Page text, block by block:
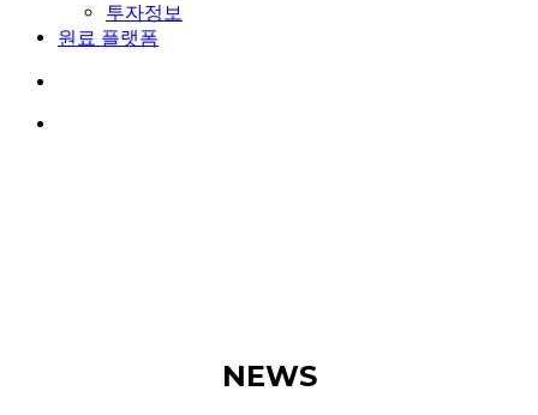
투자정보
원료 플랫폼
NEWS